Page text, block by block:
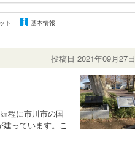
ト 基本情報
投稿日 2021年09月27日
程に市川市の国
っています。こ